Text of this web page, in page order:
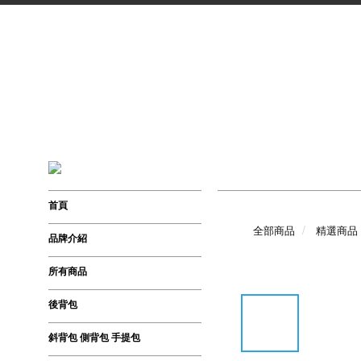
首頁
品牌介紹
所有商品
後背包
斜背包 側背包 手提包
全部商品 精選商品